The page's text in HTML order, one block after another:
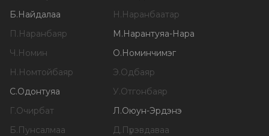
Б.Найдалаа Н.Наранбаатар
П.Наранбаяр М.Нарантуяа-Нара
Ч.Номин О.Номинчимэг
Н.Номтойбаяр Э.Одбаяр
С.Одонтуяа У.Отгонбаяр
Г.Очирбат Л.Оюун-Эрдэнэ
Б.Пунсалмаа Д.Пүрэвдаваа